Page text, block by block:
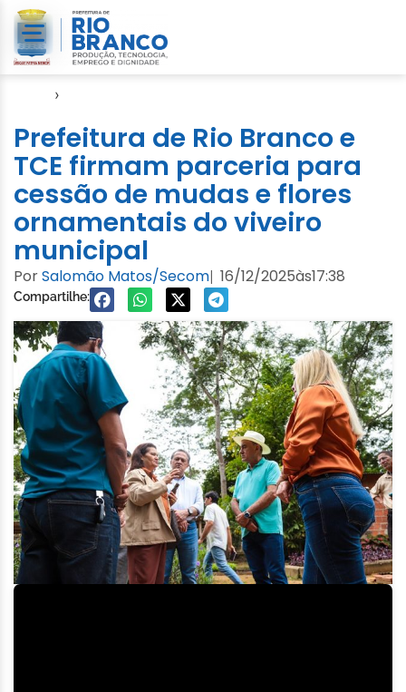
›
Prefeitura de Rio Branco e
TCE firmam parceria para
cessão de mudas e flores
ornamentais do viveiro
municipal
PorSalomão Matos/Secom| 16/12/2025às17:38
Compartilhe: